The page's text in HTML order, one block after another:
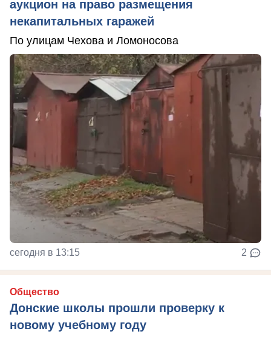
аукцион на право размещения
некапитальных гаражей
По улицам Чехова и Ломоносова
сегодня в 13:15 2
Общество
Донские школы прошли проверку к
новому учебному году